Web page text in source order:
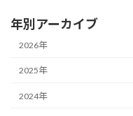
年別アーカイブ
2026年
2025年
2024年